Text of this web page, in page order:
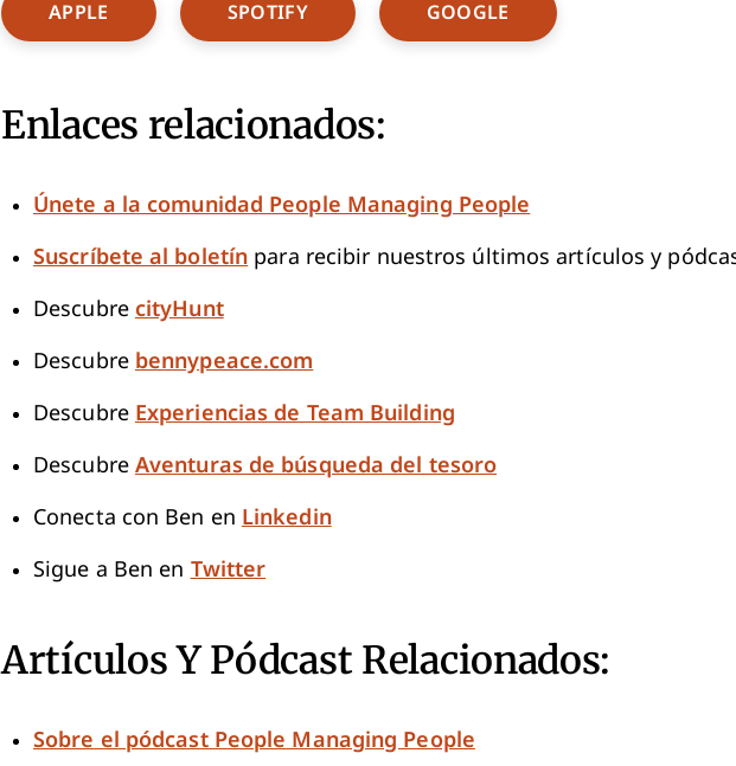
APPLE Opens New Window
SPOTIFYOpens New Window
GOOGLE Opens New Window
Enlaces relacionados:
Únete a la comunidad People Managing People
Suscríbete al boletín para recibir nuestros últimos artículos y
Descubre cityHunt
Descubre bennypeace.com
Descubre Experiencias de Team Building
Descubre Aventuras de búsqueda del tesoro
Conecta con Ben en Linkedin
Sigue a Ben en Twitter
Artículos Y Pódcast Relacionados:
Sobre el pódcast People Managing People